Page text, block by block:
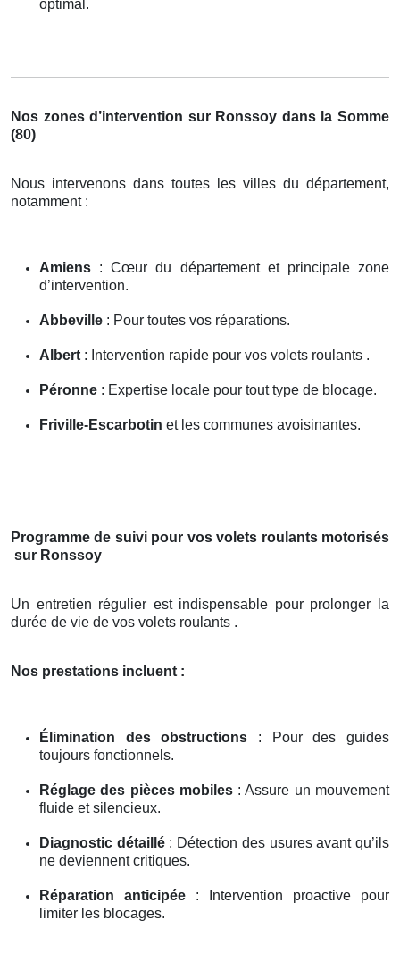
optimal.
Nos zones d’intervention sur Ronssoy dans la Somme
(80)
Nous intervenons dans toutes les villes du département,
notamment :
Amiens : Cœur du département et principale zone
d’intervention.
Abbeville : Pour toutes vos réparations.
Albert : Intervention rapide pour vos volets roulants .
Péronne : Expertise locale pour tout type de blocage.
Friville-Escarbotin et les communes avoisinantes.
Programme de suivi pour vos volets roulants motorisés
sur Ronssoy
Un entretien régulier est indispensable pour prolonger la
durée de vie de vos volets roulants .
Nos prestations incluent :
Élimination des obstructions : Pour des guides
toujours fonctionnels.
Réglage des pièces mobiles: Assure un mouvement
fluide et silencieux.
Diagnostic détaillé: Détection des usures avant qu’ils
ne deviennent critiques.
Réparation anticipée : Intervention proactive pour
limiter les blocages.